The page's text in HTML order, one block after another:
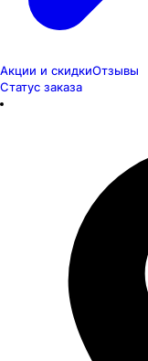
Акции и скидкиОтзывы
Статус заказа